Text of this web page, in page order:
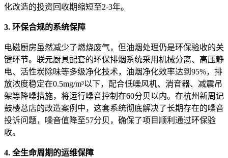
化改造的投资回收期缩短至2-3年。
3. 环保合规的系统保障
电磁厨房虽然减少了燃烧废气，但油烟处理仍是环保验收的关
键环节。联元厨具配套的环保排烟系统采用机械分离、高压静
电、活性炭除味等多级净化技术，油烟净化效率达到95%，排
放浓度稳定在0.5mg/m³以下，配合低噪风机、消音器、减震吊
架等降噪措施，将运行噪音控制在60分贝以内。在杭州新周记
鼓楼总店的改造案例中，这套系统彻底解决了长期存在的噪音
投诉问题，噪音值降至57分贝，确保了项目顺利通过环保验
收。
4. 全生命周期的运维保障